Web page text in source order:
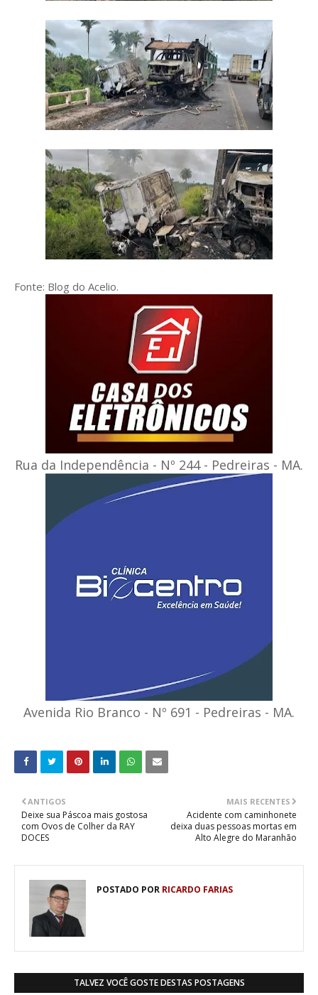
Fonte: Blog do Acelio.
Rua da Independência - Nº 244 - Pedreiras - MA.
Avenida Rio Branco - Nº 691 - Pedreiras - MA.
MAIS RECENTES
Acidente com caminhonete
deixa duas pessoas mortas em
Alto Alegre do Maranhão
ANTIGOS
Deixe sua Páscoa mais gostosa
com Ovos de Colher da RAY
DOCES
POSTADO POR RICARDO FARIAS
TALVEZ VOCÊ GOSTE DESTAS POSTAGENS